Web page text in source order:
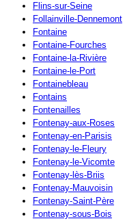
Flins-sur-Seine
Follainville-Dennemont
Fontaine
Fontaine-Fourches
Fontaine-la-Rivière
Fontaine-le-Port
Fontainebleau
Fontains
Fontenailles
Fontenay-aux-Roses
Fontenay-en-Parisis
Fontenay-le-Fleury
Fontenay-le-Vicomte
Fontenay-lès-Briis
Fontenay-Mauvoisin
Fontenay-Saint-Père
Fontenay-sous-Bois